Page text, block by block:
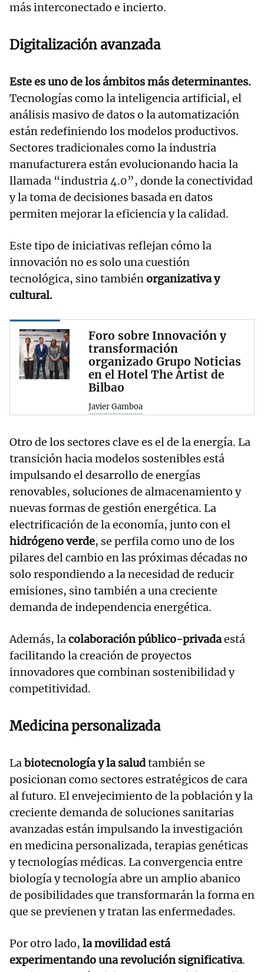
más interconectado e incierto.
Digitalización avanzada
Este es uno de los ámbitos más determinantes.
Tecnologías como la inteligencia artificial, el
análisis masivo de datos o la automatización
están redefiniendo los modelos productivos.
Sectores tradicionales como la industria
manufacturera están evolucionando hacia la
llamada “industria 4.0”, donde la conectividad
y la toma de decisiones basada en datos
permiten mejorar la eficiencia y la calidad.
Este tipo de iniciativas reflejan cómo la
innovación no es solo una cuestión
tecnológica, sino tambiénorganizativa y
cultural.
Foro sobre Innovación y
transformación
organizado Grupo Noticias
en el Hotel The Artist de
Bilbao
Javier Gamboa
Otro de los sectores clave es el de la energía. La
transición hacia modelos sostenibles está
impulsando el desarrollo de energías
renovables, soluciones de almacenamiento y
nuevas formas de gestión energética. La
electrificación de la economía, junto con el
hidrógeno verde, se perfila como uno de los
pilares del cambio en las próximas décadas no
solo respondiendo a la necesidad de reducir
emisiones, sino también a una creciente
demanda de independencia energética.
Además, lacolaboración público-privadaestá
facilitando la creación de proyectos
innovadores que combinan sostenibilidad y
competitividad.
Medicina personalizada
Labiotecnología y la saludtambién se
posicionan como sectores estratégicos de cara
al futuro. El envejecimiento de la población y la
creciente demanda de soluciones sanitarias
avanzadas están impulsando la investigación
en medicina personalizada, terapias genéticas
y tecnologías médicas. La convergencia entre
biología y tecnología abre un amplio abanico
de posibilidades que transformarán la forma en
que se previenen y tratan las enfermedades.
Por otro lado, la movilidad está
experimentando una revolución significativa.